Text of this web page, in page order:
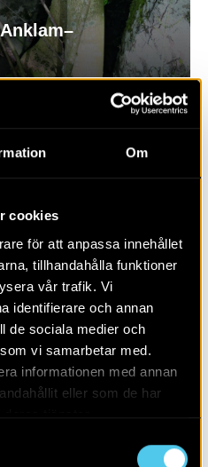
Om
cookies
för att anpassa innehållet
tillhandahålla funktioner
vår trafik. Vi
identifierare och annan
de sociala medier och
vi samarbetar med.
informationen med annan
eller som de har
i Fjelie